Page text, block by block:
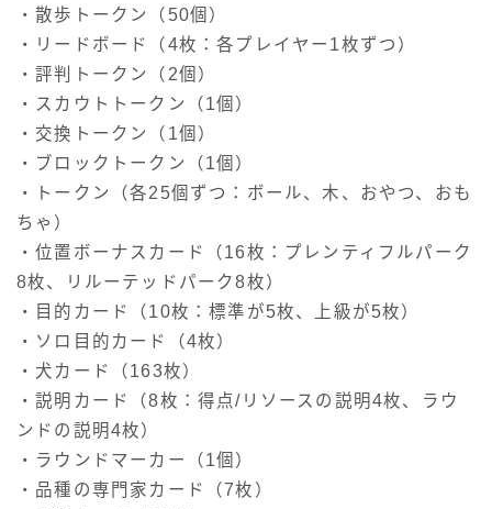
・散歩トークン（50個）
・リードボード（4枚：各プレイヤー1枚ずつ）
・評判トークン（2個）
・スカウトトークン（1個）
・交換トークン（1個）
・ブロックトークン（1個）
・トークン（各25個ずつ：ボール、木、おやつ、おも
ちゃ）
・位置ボーナスカード（16枚：プレンティフルパーク
8枚、リルーテッドパーク8枚）
・目的カード（10枚：標準が5枚、上級が5枚）
・ソロ目的カード（4枚）
・犬カード（163枚）
・説明カード（8枚：得点/リソースの説明4枚、ラウ
ンドの説明4枚）
・ラウンドマーカー（1個）
・品種の専門家カード（7枚）